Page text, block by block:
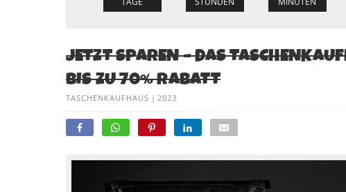
JETZT SPAREN – DAS
BIS ZU 70% RABATT
TASCHENKAUFHAUS | 2023